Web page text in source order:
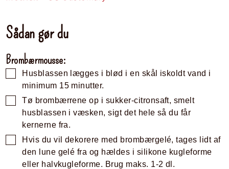
Sådan gør du
Brombærmousse:
Husblassen lægges i blød i en skål iskoldt vand i
minimum 15 minutter.
Tø brombærrene op i sukker-citronsaft, smelt
husblassen i væsken, sigt det hele så du får
kernerne fra.
Hvis du vil dekorere med brombærgelé, tages lidt af
den lune gelé fra og hældes i silikone kugleforme
eller halvkugleforme. Brug maks. 1-2 dl.